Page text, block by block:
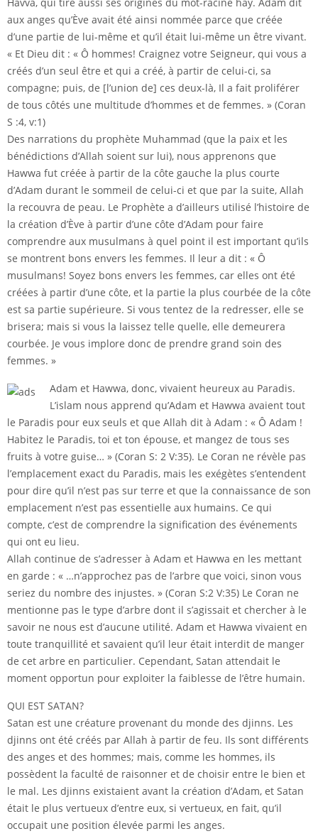
Havva, qui tire aussi ses origines du mot-racine hay. Adam dit
aux anges qu’Ève avait été ainsi nommée parce que créée
d’une partie de lui-même et qu’il était lui-même un être vivant.
« Et Dieu dit : « Ô hommes! Craignez votre Seigneur, qui vous a
créés d’un seul être et qui a créé, à partir de celui-ci, sa
compagne; puis, de [l’union de] ces deux-là, Il a fait proliférer
de tous côtés une multitude d’hommes et de femmes. » (Coran
S :4, v:1)
Des narrations du prophète Muhammad (que la paix et les
bénédictions d’Allah soient sur lui), nous apprenons que
Hawwa fut créée à partir de la côte gauche la plus courte
d’Adam durant le sommeil de celui-ci et que par la suite, Allah
la recouvra de peau. Le Prophète a d’ailleurs utilisé l’histoire de
la création d’Ève à partir d’une côte d’Adam pour faire
comprendre aux musulmans à quel point il est important qu’ils
se montrent bons envers les femmes. Il leur a dit : « Ô
musulmans! Soyez bons envers les femmes, car elles ont été
créées à partir d’une côte, et la partie la plus courbée de la côte
est sa partie supérieure. Si vous tentez de la redresser, elle se
brisera; mais si vous la laissez telle quelle, elle demeurera
courbée. Je vous implore donc de prendre grand soin des
femmes. »
Adam et Hawwa, donc, vivaient heureux au Paradis.
L’islam nous apprend qu’Adam et Hawwa avaient tout
le Paradis pour eux seuls et que Allah dit à Adam : « Ô Adam !
Habitez le Paradis, toi et ton épouse, et mangez de tous ses
fruits à votre guise… » (Coran S: 2 V:35). Le Coran ne révèle pas
l’emplacement exact du Paradis, mais les exégètes s’entendent
pour dire qu’il n’est pas sur terre et que la connaissance de son
emplacement n’est pas essentielle aux humains. Ce qui
compte, c’est de comprendre la signification des événements
qui ont eu lieu.
Allah continue de s’adresser à Adam et Hawwa en les mettant
en garde : « …n’approchez pas de l’arbre que voici, sinon vous
seriez du nombre des injustes. » (Coran S:2 V:35) Le Coran ne
mentionne pas le type d’arbre dont il s’agissait et chercher à le
savoir ne nous est d’aucune utilité. Adam et Hawwa vivaient en
toute tranquillité et savaient qu’il leur était interdit de manger
de cet arbre en particulier. Cependant, Satan attendait le
moment opportun pour exploiter la faiblesse de l’être humain.
QUI EST SATAN?
Satan est une créature provenant du monde des djinns. Les
djinns ont été créés par Allah à partir de feu. Ils sont différents
des anges et des hommes; mais, comme les hommes, ils
possèdent la faculté de raisonner et de choisir entre le bien et
le mal. Les djinns existaient avant la création d’Adam, et Satan
était le plus vertueux d’entre eux, si vertueux, en fait, qu’il
occupait une position élevée parmi les anges.